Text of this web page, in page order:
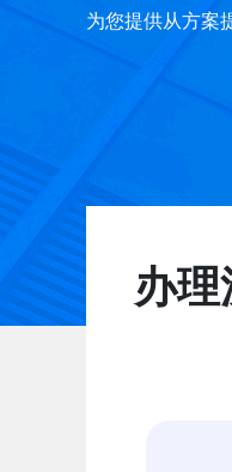
为您提供从方案
办